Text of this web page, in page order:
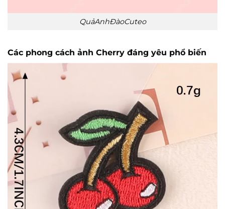
QuảAnhĐàoCuteo
Các phong cách ảnh Cherry đáng yêu phổ biến